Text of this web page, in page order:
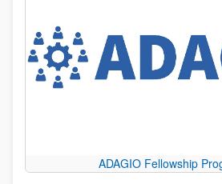
ADAGIO Fellowship